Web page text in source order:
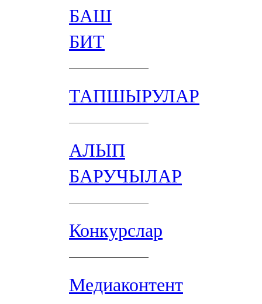
БАШ
БИТ
ТАПШЫРУЛАР
АЛЫП
БАРУЧЫЛАР
Конкурслар
Медиаконтент